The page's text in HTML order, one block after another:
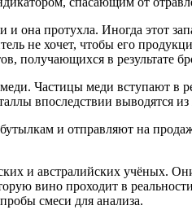
и она протухла. Иногда этот
не хочет, чтобы его
получающихся в результате
Частицы меди вступают в
впоследствии выводятся
и отправляют на
и австралийских учёных.
вино проходит в
смеси для анализа.